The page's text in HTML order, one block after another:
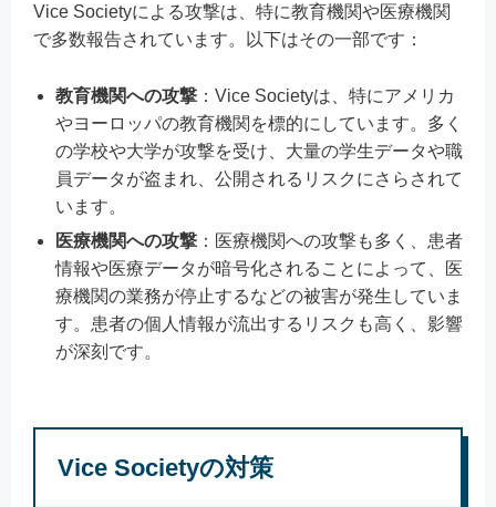
Vice Societyによる攻撃は、特に教育機関や医療機関
で多数報告されています。以下はその一部です：
教育機関への攻撃 ：Vice Societyは、特にアメリカ
やヨーロッパの教育機関を標的にしています。多く
の学校や大学が攻撃を受け、大量の学生データや職
員データが盗まれ、公開されるリスクにさらされて
います。
医療機関への攻撃 ：医療機関への攻撃も多く、患者
情報や医療データが暗号化されることによって、医
療機関の業務が停止するなどの被害が発生していま
す。患者の個人情報が流出するリスクも高く、影響
が深刻です。
Vice Societyの対策